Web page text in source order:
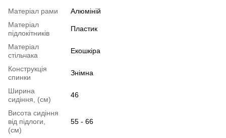
Матеріал рами
Алюміній
Матеріал
підлокітників
Пластик
Матеріал
стільчака
Екошкіра
Конструкція
спинки
Знімна
Ширина
сидіння, (см)
46
Висота сидіння
від підлоги,
(см)
55 - 66